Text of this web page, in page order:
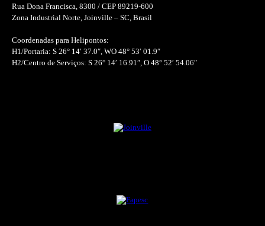
Rua Dona Francisca, 8300 / CEP 89219-600
Zona Industrial Norte, Joinville – SC, Brasil
Coordenadas para Helipontos:
H1/Portaria: S 26° 14′ 37.0″, WO 48° 53′ 01.9″
H2/Centro de Serviços: S 26° 14′ 16.91″, O 48° 52′ 54.06″